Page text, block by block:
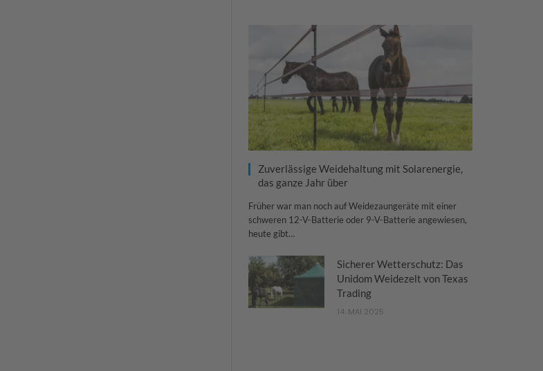
Zuverlässige Weidehaltung mit Solarenergie,
das ganze Jahr über
Früher war man noch auf Weidezaungeräte mit einer
schweren 12-V-Batterie oder 9-V-Batterie angewiesen,
heute gibt…
Sicherer Wetterschutz: Das
Unidom Weidezelt von Texas
Trading
14. MAI 2025